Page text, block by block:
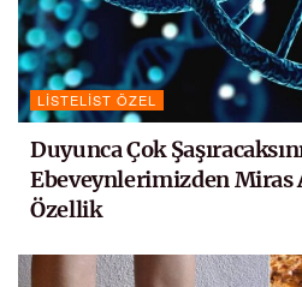
LISTELIST ÖZEL
Duyunca Çok
Ebeveynlerimizden Miras
Özellik